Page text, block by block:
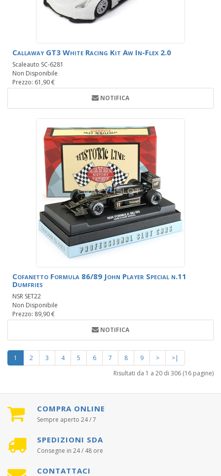
Callaway GT3 White Racing Kit Aw In-Flex 2.0
Scaleauto SC-6281
Non Disponibile
Prezzo: 61,90 €
NOTIFICA
Cofanetto Formula 86/89 John Player Special n.11
Dumfries
NSR SET22
Non Disponibile
Prezzo: 89,90 €
NOTIFICA
1 2 3 4 5 6 7 8 9 >
>|
Risultati da 1 a 20 di 306 (16 pagine)
COMPRA ONLINE
Sempre aperto 24 / 7
SPEDIZIONI SDA
Consegne in 24 / 48 ore
CONTATTACI